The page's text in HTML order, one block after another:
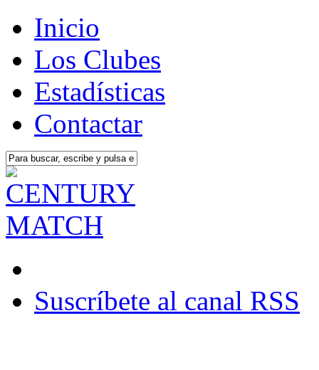
Inicio
Los Clubes
Estadísticas
Contactar
Suscríbete al canal RSS